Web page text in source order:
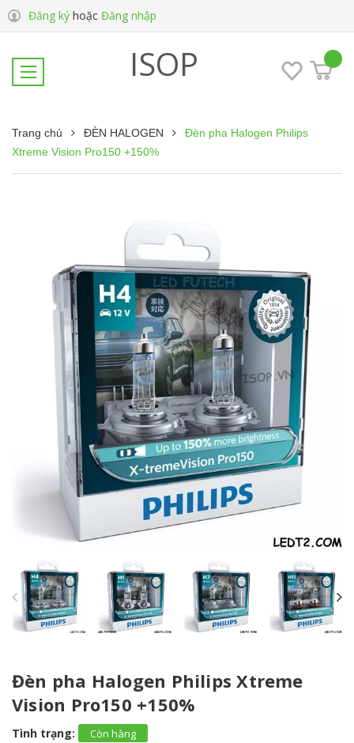
Đăng ký hoặc Đăng nhập
ISOP
Trang chủ ĐÈN HALOGEN
Đèn pha Halogen Philips
Xtreme Vision Pro150 +150%
Đèn pha Halogen Philips Xtreme
Vision Pro150 +150%
Tình trạng: Còn hàng